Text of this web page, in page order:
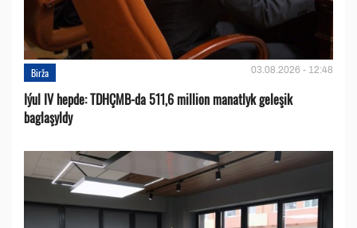
Birža 03.08.2026 - 12:48
Iýul IV hepde: TDHÇMB-da 511,6 million manatlyk geleşik
baglaşyldy